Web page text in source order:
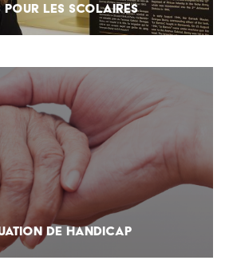
POUR LES SCOLAIRES
DE HANDICAP